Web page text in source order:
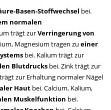
Basen-Stoffwechsel bei.
normalen
trägt zurVerringerung von
Magnesium tragen zu einer
bei. Kalium trägt zur
Blutdrucks bei. Zink trägt zur
zur Erhaltung normaler Nägel
Haut bei. Calcium, Kalium,
Muskelfunktion bei.